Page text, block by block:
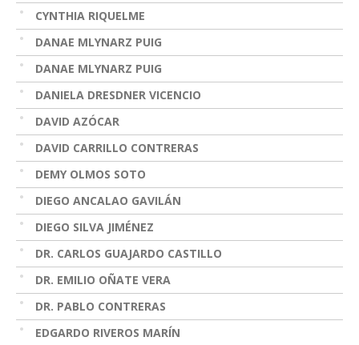
CYNTHIA RIQUELME
DANAE MLYNARZ PUIG
DANAE MLYNARZ PUIG
DANIELA DRESDNER VICENCIO
DAVID AZÓCAR
DAVID CARRILLO CONTRERAS
DEMY OLMOS SOTO
DIEGO ANCALAO GAVILÁN
DIEGO SILVA JIMÉNEZ
DR. CARLOS GUAJARDO CASTILLO
DR. EMILIO OÑATE VERA
DR. PABLO CONTRERAS
EDGARDO RIVEROS MARÍN